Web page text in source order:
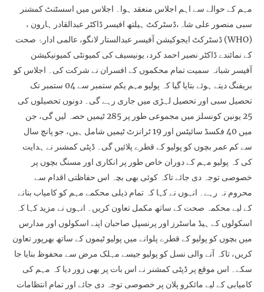
مہم کے حوالے سے اہم اجلاس منعقد ہوا۔ اجلاس میں اسسٹنٹ کمشنر
سبی منصور علی شاہ،ڈسٹرکٹ ہیلتھ افیسر ڈاکٹر عبدالقادر ہارون ،
ڈسٹرکٹ ایجوکیشن آفیسر عبدالستار لانگو، عالمی ادارۂ صحت (WHO)
کے نمائندے ڈاکٹر نصیر احمد کرد، یونیسیف کی کمیونٹی کمیونیکیشن
آفیسر شبانہ سمیت تمام محکموں کے افسران نے شرکت کی۔ اجلاس کو
بریفنگ دیتے ہوئے بتایا گیا کہ پولیو مہم یکم ستمبر سے 04 ستمبر تک
تحصیل سبی اور تحصیل لہڑی میں جاری رہے گی۔ دونوں تحصیلوں کی
25 یونین کونسلز میں مجموعی طور پر 285 ٹیمیں حصہ لیں گی، جن
میں 40 فکسڈ سائیٹس اور 19 ٹرانزٹ ٹیمیں شامل ہیں، جو پانچ سال
سے کم عمر بچوں کو پولیو کے قطرے پلائیں گی۔ ڈپٹی کمشنر نے ہدایت
کی کہ پولیو مہم کے دوران خاص طور پر انکاری اور مسنگ بچوں پر
خصوصی توجہ دی جائے تاکہ کوئی بھی بچہ اس حفاظتی اقدام سے
محروم نہ رہے۔ انہوں نے کہا کہ تمام ذیلی محکمے مہم کو کامیاب بنانے
کے لیے محکمہ صحت کے ساتھ مکمل تعاون کریں۔ انہوں نے مزید کہا کہ
اسکولوں کے ہیڈ ماسٹرز اور پرنسپل صاحبان اپنے اسکولوں اور مدارس
میں بچوں کو پولیو کے قطرے پلوانے میں پولیو ٹیموں کے ساتھ بھرپور تعاون
کریں، تاکہ آنے والی نسل کو پولیو جیسے مہلک مرض سے محفوظ بنایا جا
سکے۔ اس موقع پر ڈپٹی کمشنر نے اس بات پر بھی زور دیا کہ مہم کی
کامیابی کے لیے مائکرو پلان پر خصوصی توجہ دی جائے اور تمام انتظامات